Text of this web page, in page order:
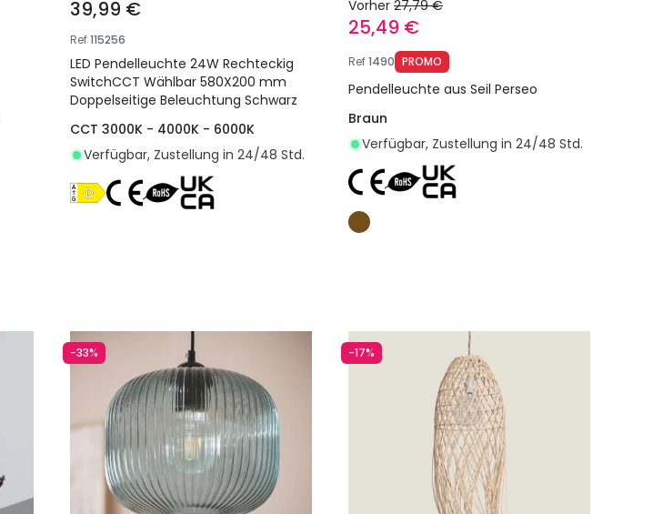
39,99 €
Ref115256
LED Pendelleuchte 24W Rechteckig
SwitchCCT Wählbar 580X200 mm
Doppelseitige Beleuchtung Schwarz
CCT 3000K - 4000K - 6000K
Verfügbar, Zustellung in 24/48 Std.
Vorher 27,79 €
25,49 €
Ref1490 PROMO
Pendelleuchte aus Seil Perseo
Braun
Verfügbar, Zustellung in 24/48 Std.
-33% -17%